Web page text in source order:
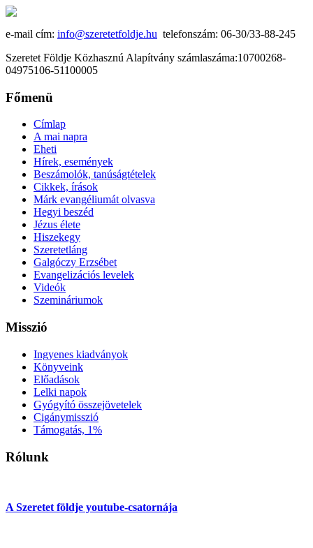
e-mail cím: info@szeretetfoldje.hu telefonszám: 06-30/33-88-245
Szeretet Földje Közhasznú Alapítvány számlaszáma:10700268-
04975106-51100005
Főmenü
Címlap
A mai napra
Eheti
Hírek, események
Beszámolók, tanúságtételek
Cikkek, írások
Márk evangéliumát olvasva
Hegyi beszéd
Jézus élete
Hiszekegy
Szeretetláng
Galgóczy Erzsébet
Evangelizációs levelek
Videók
Szemináriumok
Misszió
Ingyenes kiadványok
Könyveink
Előadások
Lelki napok
Gyógyító összejövetelek
Cigánymisszió
Támogatás, 1%
Rólunk
A Szeretet földje youtube-csatornája